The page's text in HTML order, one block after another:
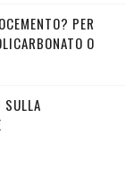
PER
O
SULLA